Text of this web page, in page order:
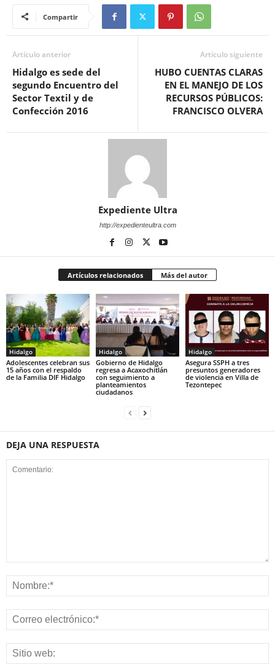
Compartir
Artículo anterior
Hidalgo es sede del
segundo Encuentro del
Sector Textil y de
Confección 2016
Artículo siguiente
HUBO CUENTAS CLARAS
EN EL MANEJO DE LOS
RECURSOS PÚBLICOS:
FRANCISCO OLVERA
Expediente Ultra
http://expedienteultra.com
Artículos relacionados Más del autor
Hidalgo
Adolescentes celebran sus
15 años con el respaldo
de la Familia DIF Hidalgo
Hidalgo
Gobierno de Hidalgo
regresa a Acaxochitlán
con seguimiento a
planteamientos
ciudadanos
Hidalgo
Asegura SSPH a tres
presuntos generadores
de violencia en Villa de
Tezontepec
DEJA UNA RESPUESTA